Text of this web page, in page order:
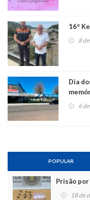
16°
8
Dia
6
POPULAR
Prisão
18 de